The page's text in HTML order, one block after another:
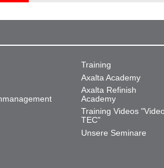
Training
Axalta Academy
Axalta Refinish
Academy
Training Videos
TEC"
Unsere Seminare